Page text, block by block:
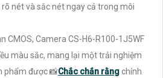
nét và sắc nét ngay cả trong môi
CMOS, Camera CS-H6-R100-1J5WF
màu sắc, mang lại một trải nghiệm
phẩm được 📸Chắc chắn rằngchính